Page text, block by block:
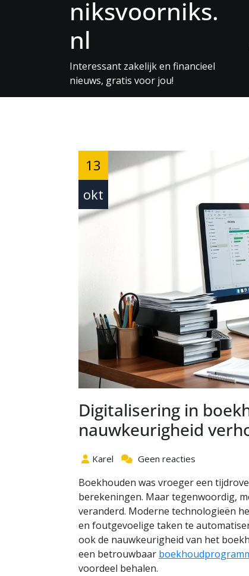
niksvoorniks.
nl
Interessant zakelijk en financieel
nieuws, gratis voor jou!
13
okt
Digitalisering in
nauwkeurigheid
Karel Geen reacties
Boekhouden was vroeger een
berekeningen. Maar tegenwoordig,
veranderd. Moderne technologieën
en foutgevoelige taken te
ook de nauwkeurigheid van het
een betrouwbaar
voordeel behalen.